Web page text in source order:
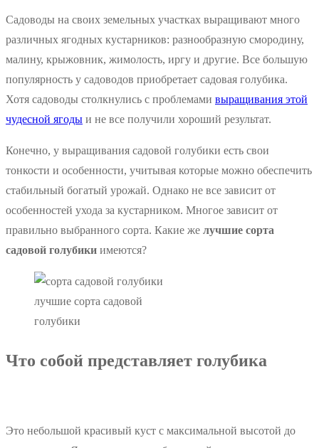
Садоводы на своих земельных участках выращивают много
различных ягодных кустарников: разнообразную смородину,
малину, крыжовник, жимолость, иргу и другие. Все большую
популярность у садоводов приобретает садовая голубика.
Хотя садоводы столкнулись с проблемами выращивания этой
чудесной ягоды и не все получили хороший результат.
Конечно, у выращивания садовой голубики есть свои
тонкости и особенности, учитывая которые можно обеспечить
стабильный богатый урожай. Однако не все зависит от
особенностей ухода за кустарником. Многое зависит от
правильно выбранного сорта. Какие же лучшие сорта
садовой голубики имеются?
лучшие сорта садовой
голубики
Что собой представляет голубика
Это небольшой красивый куст с максимальной высотой до